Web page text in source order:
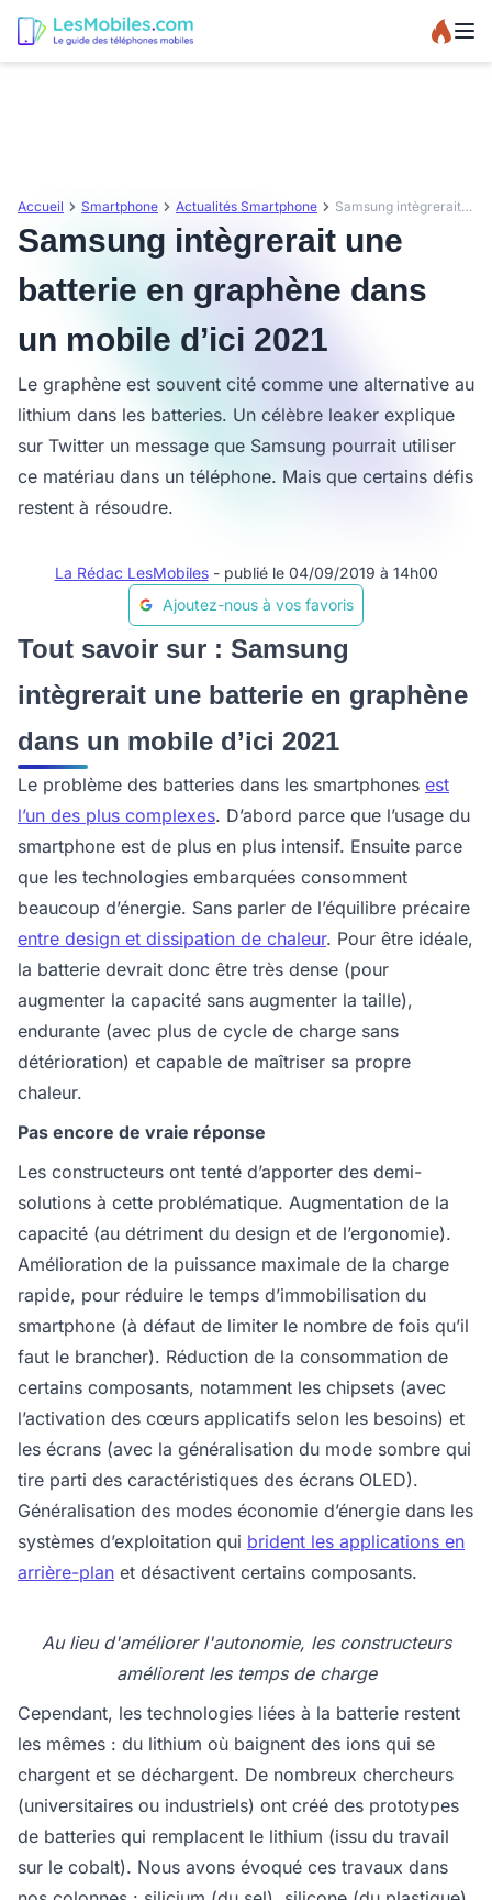
Accueil Smartphone Actualités Smartphone Samsung intègrerait une batterie en graphène dans un mobile d’ici 2021
Samsung intègrerait une
batterie en graphène dans
un mobile d’ici 2021
Le graphène est souvent cité comme une alternative au
lithium dans les batteries. Un célèbre leaker explique
sur Twitter un message que Samsung pourrait utiliser
ce matériau dans un téléphone. Mais que certains défis
restent à résoudre.
La Rédac LesMobiles - publié le 04/09/2019 à 14h00
Ajoutez-nous à vos favoris
Tout savoir sur : Samsung
intègrerait une batterie en graphène
dans un mobile d’ici 2021
Le problème des batteries dans les smartphones est
l’un des plus complexes. D’abord parce que l’usage du
smartphone est de plus en plus intensif. Ensuite parce
que les technologies embarquées consomment
beaucoup d’énergie. Sans parler de l’équilibre précaire
entre design et dissipation de chaleur. Pour être idéale,
la batterie devrait donc être très dense (pour
augmenter la capacité sans augmenter la taille),
endurante (avec plus de cycle de charge sans
détérioration) et capable de maîtriser sa propre
chaleur.
Pas encore de vraie réponse
Les constructeurs ont tenté d’apporter des demi-
solutions à cette problématique. Augmentation de la
capacité (au détriment du design et de l’ergonomie).
Amélioration de la puissance maximale de la charge
rapide, pour réduire le temps d’immobilisation du
smartphone (à défaut de limiter le nombre de fois qu’il
faut le brancher). Réduction de la consommation de
certains composants, notamment les chipsets (avec
l’activation des cœurs applicatifs selon les besoins) et
les écrans (avec la généralisation du mode sombre qui
tire parti des caractéristiques des écrans OLED).
Généralisation des modes économie d’énergie dans les
systèmes d’exploitation qui brident les applications en
arrière-plan et désactivent certains composants.
Au lieu d'améliorer l'autonomie, les constructeurs
améliorent les temps de charge
Cependant, les technologies liées à la batterie restent
les mêmes : du lithium où baignent des ions qui se
chargent et se déchargent. De nombreux chercheurs
(universitaires ou industriels) ont créé des prototypes
de batteries qui remplacent le lithium (issu du travail
sur le cobalt). Nous avons évoqué ces travaux dans